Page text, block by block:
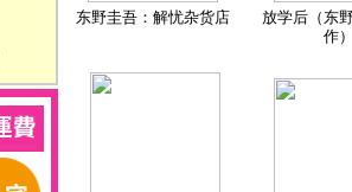
东野圭吾：解忧杂货店
放学后（东
作）